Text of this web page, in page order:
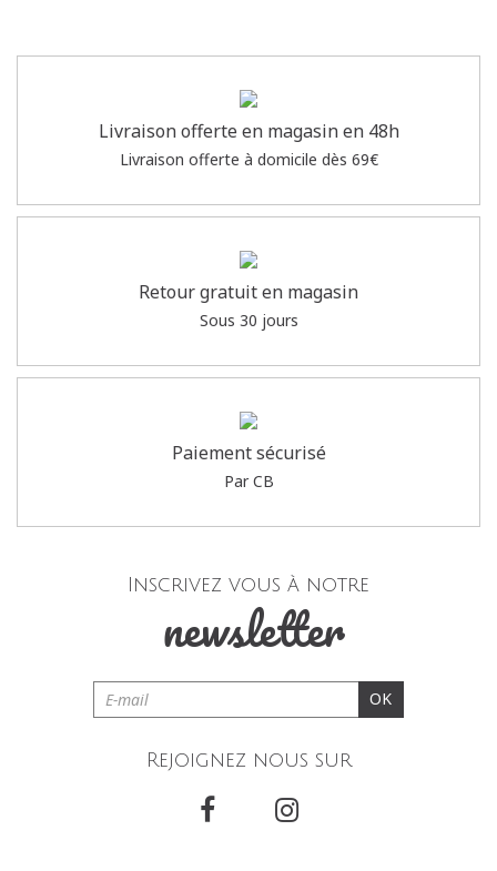
Livraison offerte en magasin en 48h
Livraison offerte à domicile dès 69€
Retour gratuit en magasin
Sous 30 jours
Paiement sécurisé
Par CB
Inscrivez vous à notre
newsletter
OK
Rejoignez nous sur